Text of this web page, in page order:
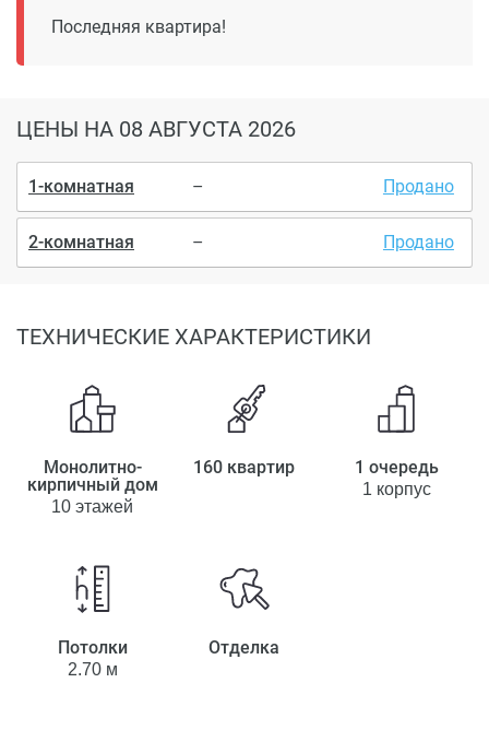
Последняя квартира!
ЦЕНЫ НА 08 АВГУСТА 2026
1-комнатная – Продано
2-комнатная – Продано
ТЕХНИЧЕСКИЕ ХАРАКТЕРИСТИКИ
Монолитно-
кирпичный дом
10 этажей
160 квартир 1 очередь
1 корпус
Потолки
2.70 м
Отделка